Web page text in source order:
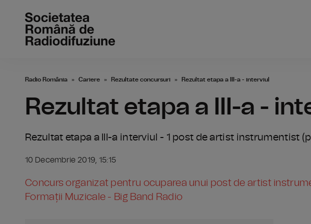
Radio România Cariere Rezultate concursuri Rezultat etapa a III-a - interviul
Rezultat etapa a III-a -
Rezultat etapa a III-a interviul - 1 post de artist instrumentist
10 Decembrie 2019, 15:15
Concurs organizat pentru ocuparea unui post de artist
Formații Muzicale - Big Band Radio